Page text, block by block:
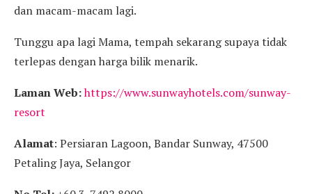
dan macam-macam lagi.
Tunggu apa lagi Mama, tempah sekarang supaya tidak
terlepas dengan harga bilik menarik.
Laman Web:https://www.sunwayhotels.com/sunway-
resort
Alamat: Persiaran Lagoon, Bandar Sunway, 47500
Petaling Jaya, Selangor